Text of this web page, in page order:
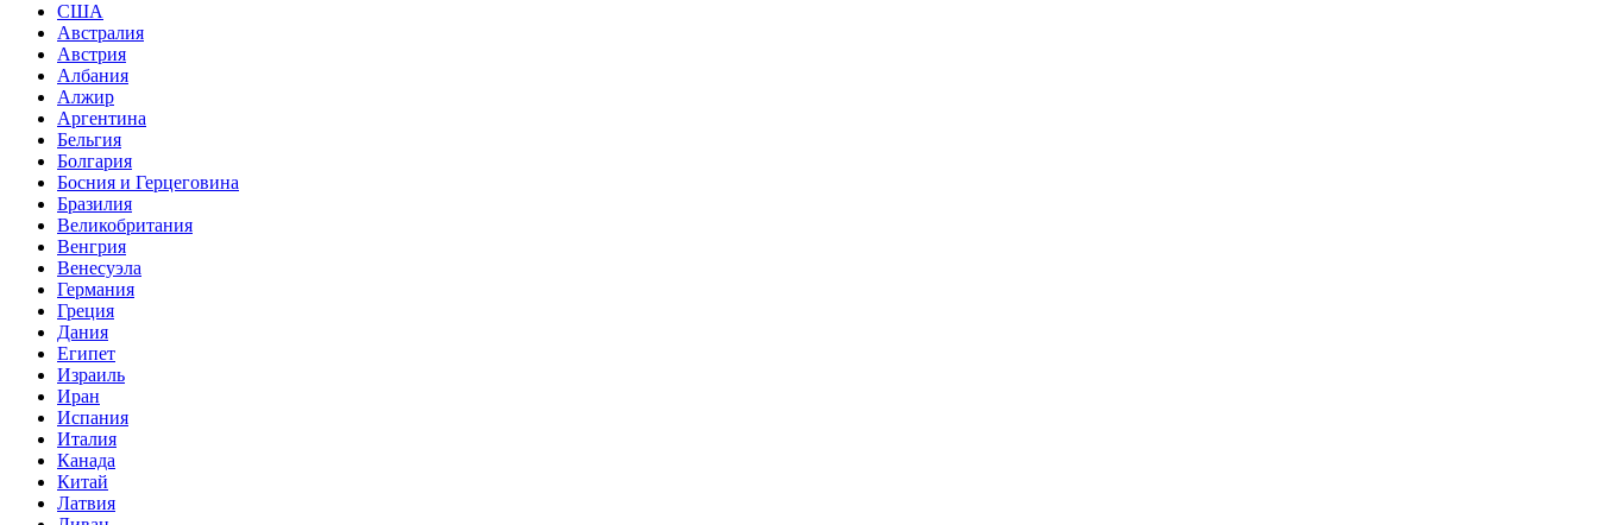
США
Австралия
Австрия
Албания
Алжир
Аргентина
Бельгия
Болгария
Босния и Герцеговина
Бразилия
Великобритания
Венгрия
Венесуэла
Германия
Греция
Дания
Египет
Израиль
Иран
Испания
Италия
Канада
Китай
Латвия